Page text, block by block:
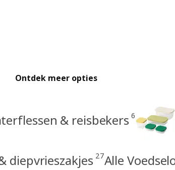
Ontdek meer opties
& reisbekers 6
diepvrieszakjes 27Alle